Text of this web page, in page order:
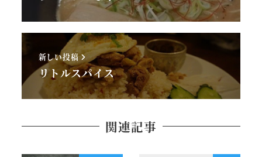
新しい投稿
リトルスパイス
関連記事